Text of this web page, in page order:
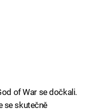
of War se dočkali.
se skutečně